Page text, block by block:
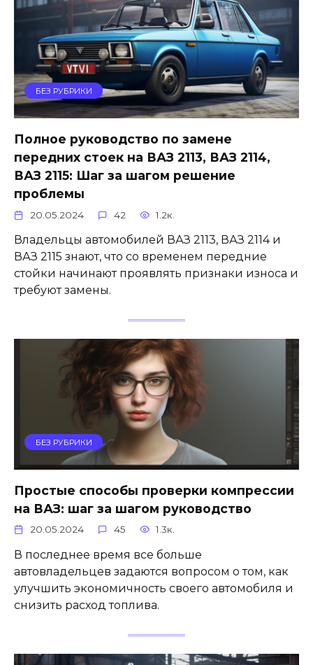
БЕЗ РУБРИКИ
Полное руководство по замене
передних стоек на ВАЗ 2113, ВАЗ 2114,
ВАЗ 2115: Шаг за шагом решение
проблемы
20.05.2024 42 1.2к.
Владельцы автомобилей ВАЗ 2113, ВАЗ 2114 и
ВАЗ 2115 знают, что со временем передние
стойки начинают проявлять признаки износа и
требуют замены.
БЕЗ РУБРИКИ
Простые способы проверки компрессии
на ВАЗ: шаг за шагом руководство
20.05.2024 45 1.3к.
В последнее время все больше
автовладельцев задаются вопросом о том, как
улучшить экономичность своего автомобиля и
снизить расход топлива.